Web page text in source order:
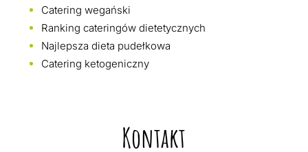
Catering wegański
Ranking cateringów dietetycznych
Najlepsza dieta pudełkowa
Catering ketogeniczny
Kontakt